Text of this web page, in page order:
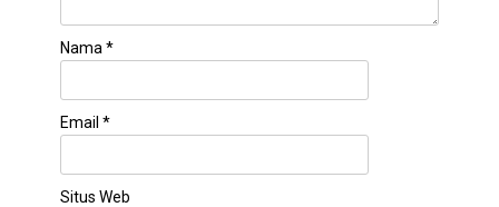
Nama *
Email *
Situs Web